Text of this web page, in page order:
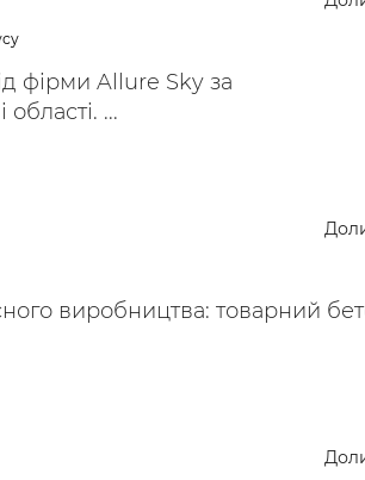
фірми Allure Sky за
...
виробництва: товарний